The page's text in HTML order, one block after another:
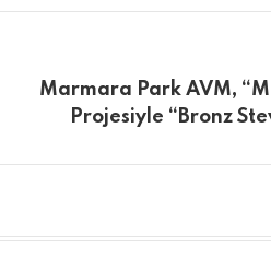
Marmara Park AVM,
Projesiyle “Bronz